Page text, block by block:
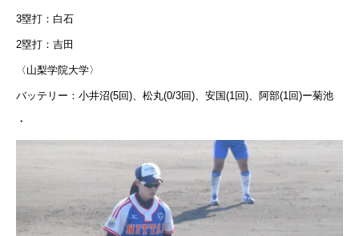
3塁打：白石
2塁打：吉田
〈山梨学院大学〉
バッテリー：小井沼(5回)、松丸(0/3回)、安国(1回)、阿部(1回)ー菊池
・